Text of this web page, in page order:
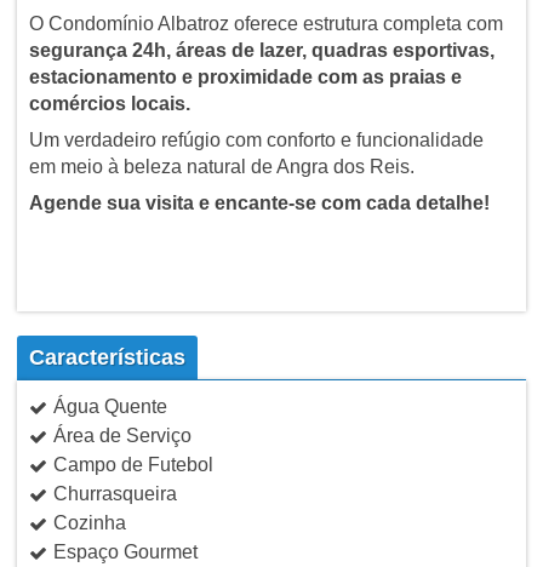
O Condomínio Albatroz oferece estrutura completa com
segurança 24h, áreas de lazer, quadras esportivas,
estacionamento e proximidade com as praias e
comércios locais.
Um verdadeiro refúgio com conforto e funcionalidade
em meio à beleza natural de Angra dos Reis.
Agende sua visita e encante-se com cada detalhe!
Características
Água Quente
Área de Serviço
Campo de Futebol
Churrasqueira
Cozinha
Espaço Gourmet